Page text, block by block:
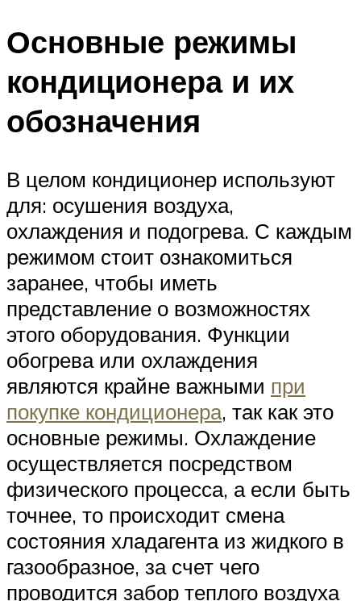
Основные режимы
кондиционера и их
обозначения
В целом кондиционер используют
для: осушения воздуха,
охлаждения и подогрева. С каждым
режимом стоит ознакомиться
заранее, чтобы иметь
представление о возможностях
этого оборудования. Функции
обогрева или охлаждения
являются крайне важными при
покупке кондиционера, так как это
основные режимы. Охлаждение
осуществляется посредством
физического процесса, а если быть
точнее, то происходит смена
состояния хладагента из жидкого в
газообразное, за счет чего
проводится забор теплого воздуха